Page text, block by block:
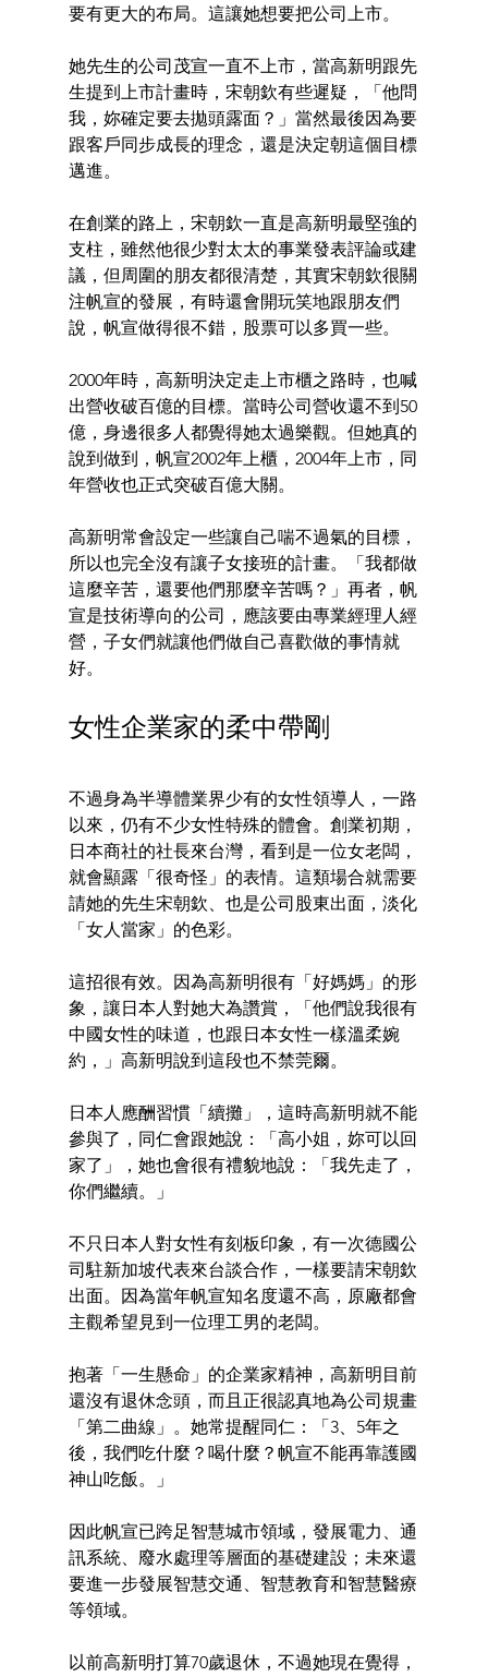
要有更大的布局。這讓她想要把公司上市。
她先生的公司茂宣一直不上市，當高新明跟先
生提到上市計畫時，宋朝欽有些遲疑，「他問
我，妳確定要去拋頭露面？」當然最後因為要
跟客戶同步成長的理念，還是決定朝這個目標
邁進。
在創業的路上，宋朝欽一直是高新明最堅強的
支柱，雖然他很少對太太的事業發表評論或建
議，但周圍的朋友都很清楚，其實宋朝欽很關
注帆宣的發展，有時還會開玩笑地跟朋友們
說，帆宣做得很不錯，股票可以多買一些。
2000年時，高新明決定走上市櫃之路時，也喊
出營收破百億的目標。當時公司營收還不到50
億，身邊很多人都覺得她太過樂觀。但她真的
說到做到，帆宣2002年上櫃，2004年上市，同
年營收也正式突破百億大關。
高新明常會設定一些讓自己喘不過氣的目標，
所以也完全沒有讓子女接班的計畫。「我都做
這麼辛苦，還要他們那麼辛苦嗎？」再者，帆
宣是技術導向的公司，應該要由專業經理人經
營，子女們就讓他們做自己喜歡做的事情就
好。
女性企業家的柔中帶剛
不過身為半導體業界少有的女性領導人，一路
以來，仍有不少女性特殊的體會。創業初期，
日本商社的社長來台灣，看到是一位女老闆，
就會顯露「很奇怪」的表情。這類場合就需要
請她的先生宋朝欽、也是公司股東出面，淡化
「女人當家」的色彩。
這招很有效。因為高新明很有「好媽媽」的形
象，讓日本人對她大為讚賞，「他們說我很有
中國女性的味道，也跟日本女性一樣溫柔婉
約，」高新明說到這段也不禁莞爾。
日本人應酬習慣「續攤」，這時高新明就不能
參與了，同仁會跟她說：「高小姐，妳可以回
家了」，她也會很有禮貌地說：「我先走了，
你們繼續。」
不只日本人對女性有刻板印象，有一次德國公
司駐新加坡代表來台談合作，一樣要請宋朝欽
出面。因為當年帆宣知名度還不高，原廠都會
主觀希望見到一位理工男的老闆。
抱著「一生懸命」的企業家精神，高新明目前
還沒有退休念頭，而且正很認真地為公司規畫
「第二曲線」。她常提醒同仁：「3、5年之
後，我們吃什麼？喝什麼？帆宣不能再靠護國
神山吃飯。」
因此帆宣已跨足智慧城市領域，發展電力、通
訊系統、廢水處理等層面的基礎建設；未來還
要進一步發展智慧交通、智慧教育和智慧醫療
等領域。
以前高新明打算70歲退休，不過她現在覺得，